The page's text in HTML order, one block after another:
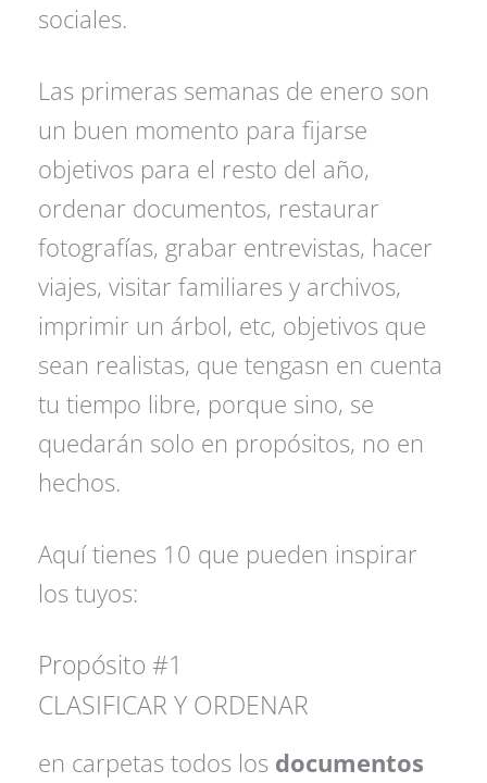
sociales.
Las primeras semanas de enero son
un buen momento para fijarse
objetivos para el resto del año,
ordenar documentos, restaurar
fotografías, grabar entrevistas, hacer
viajes, visitar familiares y archivos,
imprimir un árbol, etc, objetivos que
sean realistas, que tengasn en cuenta
tu tiempo libre, porque sino, se
quedarán solo en propósitos, no en
hechos.
Aquí tienes 10 que pueden inspirar
los tuyos:
Propósito #1
CLASIFICAR Y ORDENAR
en carpetas todos los documentos